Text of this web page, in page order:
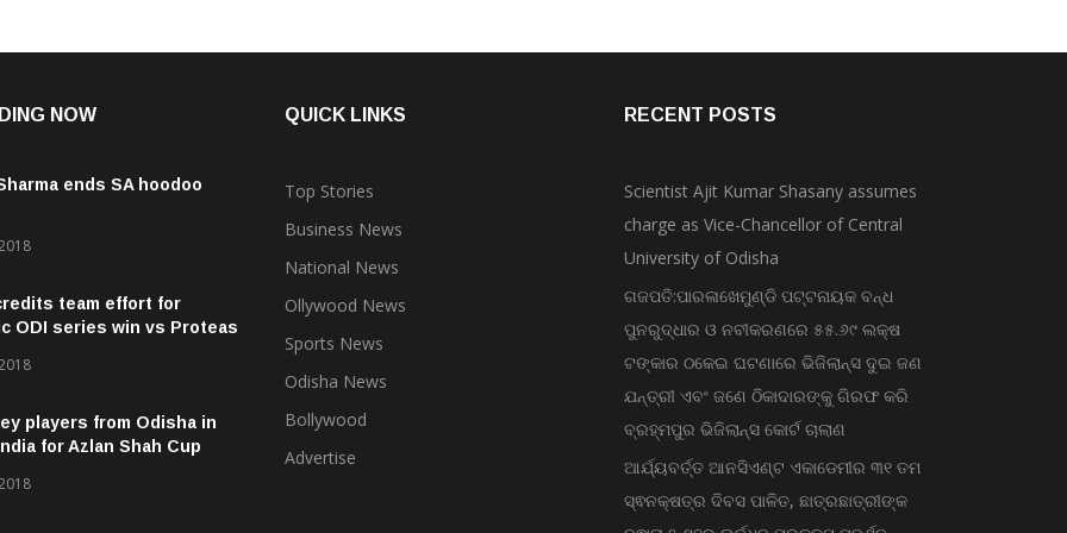
NOW
ends SA hoodoo
team effort for
ODI series win vs Proteas
players from Odisha in
for Azlan Shah Cup
QUICK LINKS
Top Stories
Business News
National News
Ollywood News
Sports News
Odisha News
Bollywood
Advertise
RECENT POSTS
Scientist Ajit Kumar Shasany assumes
charge as Vice-Chancellor of Central
University of Odisha
ଗଜପତି:ପାରଳାଖେମୁଣ୍ଡି ପଟ୍ଟନାୟକ ବନ୍ଧ
ପୁନରୁଦ୍ଧାର ଓ ନବୀକରଣରେ ୫୫.୬୯ ଲକ୍ଷ
ଟଙ୍କାର ଠକେଇ ଘଟଣାରେ ଭିଜିଲାନ୍ସ ଦୁଇ ଜଣ
ଯନ୍ତ୍ରୀ ଏବଂ ଜଣେ ଠିକାଦାରଙ୍କୁ ଗିରଫ କରି
ବ୍ରହ୍ମପୁର ଭିଜିଲାନ୍ସ କୋର୍ଟ ଚାଲାଣ
ଆର୍ଯ୍ୟବର୍ତ୍ତ ଆନସିଏଣ୍ଟ ଏକାଡେମୀର ୩୧ ତମ
ସ୍ଵନକ୍ଷତ୍ର ଦିବସ ପାଳିତ, ଛାତ୍ରଛାତ୍ରୀଙ୍କ